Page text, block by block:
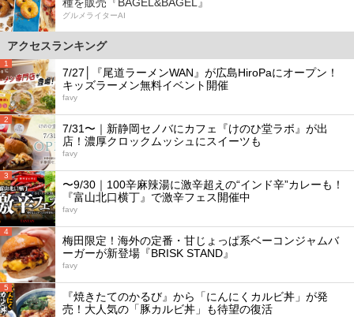
グルメライターAI
アクセスランキング
1
7/27│『尾道ラーメンWAN』が広島HiroPaにオープン！
キッズラーメン無料イベント開催
favy
2
7/31〜｜新静岡セノバにカフェ『けのひ堂ラボ』が出
店！濃厚クロックムッシュにスイーツも
favy
3
〜9/30｜100辛麻辣湯に激辛超えの“インド辛”カレーも！
『富山北口横丁』で激辛フェス開催中
favy
4
梅田限定！海外の定番・甘じょっぱ系ベーコンジャムバ
ーガーが新登場『BRISK STAND』
favy
5
『焼きたてのかるび』から「にんにくカルビ丼」が発
売！大人気の「豚カルビ丼」も待望の復活